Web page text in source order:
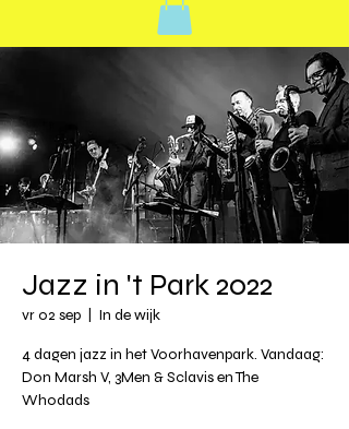
Jazz in 't Park 2022
vr 02 sep In de wijk
4 dagen jazz in het Voorhavenpark. Vandaag:
Don Marsh V, 3Men & Sclavis en The
Whodads